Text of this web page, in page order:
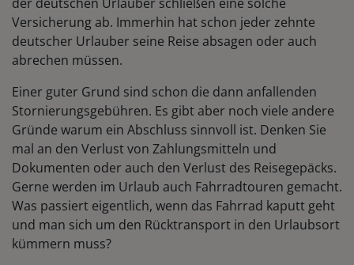
Versicherung ab. Immerhin hat schon jeder zehnte
deutscher Urlauber seine Reise absagen oder auch
abrechen müssen.
Einer guter Grund sind schon die dann anfallenden
Stornierungsgebühren. Es gibt aber noch viele andere
Gründe warum ein Abschluss sinnvoll ist. Denken Sie
mal an den Verlust von Zahlungsmitteln und
Dokumenten oder auch den Verlust des Reisegepäcks.
Gerne werden im Urlaub auch Fahrradtouren gemacht.
Was passiert eigentlich, wenn das Fahrrad kaputt geht
und man sich um den Rücktransport in den Urlaubsort
kümmern muss?